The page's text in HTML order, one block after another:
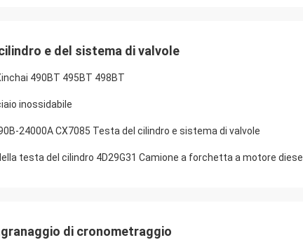
e del sistema di valvole
490BT 495BT 498BT
inossidabile
24000A CX7085 Testa del cilindro e sistema di valvole
testa del cilindro 4D29G31 Camione a forchetta a motore diesel
di cronometraggio